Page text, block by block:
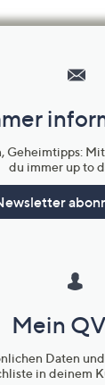
Geheimtipps:
du immer up to
Mein
Daten
in deinem